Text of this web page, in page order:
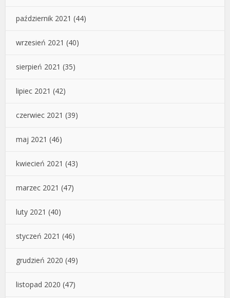
październik 2021 (44)
wrzesień 2021 (40)
sierpień 2021 (35)
lipiec 2021 (42)
czerwiec 2021 (39)
maj 2021 (46)
kwiecień 2021 (43)
marzec 2021 (47)
luty 2021 (40)
styczeń 2021 (46)
grudzień 2020 (49)
listopad 2020 (47)